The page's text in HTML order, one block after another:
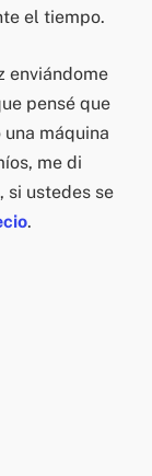
el tiempo.
enviándome
pensé que
máquina
me di
si ustedes se
.